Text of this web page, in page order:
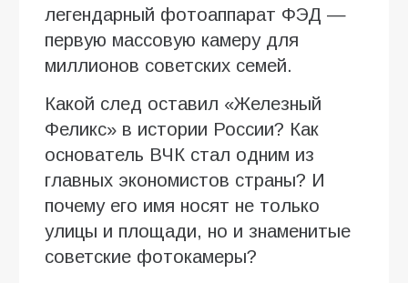
легендарный фотоаппарат ФЭД —
первую массовую камеру для
миллионов советских семей.
Какой след оставил «Железный
Феликс» в истории России? Как
основатель ВЧК стал одним из
главных экономистов страны? И
почему его имя носят не только
улицы и площади, но и знаменитые
советские фотокамеры?